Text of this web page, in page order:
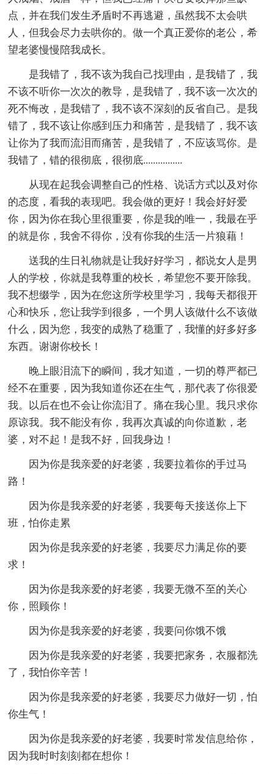
点，并在我们发生矛盾时不再逃避，虽然我不太会哄
人，但我会尽力去哄你的。做一个真正爱你的老公，希
望老婆慢慢陪我成长。
是我错了，我不该为我自己找理由，是我错了，我
不该不听你一次次的教导，是我错了，我不该一次次的
死不悔改，是我错了，我不该不深刻的反省自己。是我
错了，我不该让你感到压力和痛苦，是我错了，我不该
让你为了我而流泪而痛苦，是我错了，不应该骂你。是
我错了，错的很彻底，很彻底................
从现在起我会调整自己的性格、说话方式以及对你
的态度，看我的表现吧。我会做的更好！我会好好爱
你，因为你在我心里很重要，你是我的唯一，我最在乎
的就是你，我舍不得你，没有你我的生活一片狼藉！
送我的生日礼物就是让我好好学习，都说女人是男
人的学校，你就是我尊重的校长，希望您不要开除我。
我不想缀学，因为在您这所学校里学习，我每天都很开
心和快乐，您让我学到很多，一个男人该做什么不该做
什么，因为您，我变的成熟了稳重了，我懂的好多好多
东西。谢谢你校长！
晚上眼泪流下的瞬间，我才知道，一切的尊严都已
经不在重要，因为我知道你还在生气，那代表了你很爱
我。以后在也不会让你流泪了。痛在我心里。我只求你
原谅我。我不能没有你，我再次真诚的向你道歉，老
婆，对不起！是我不好，回我身边！
因为你是我亲爱的好老婆，我要拉着你的手过马
路！
因为你是我亲爱的好老婆，我要每天接送你上下
班，怕你走累
因为你是我亲爱的好老婆，我要尽力满足你的要
求！
因为你是我亲爱的好老婆，我要无微不至的关心
你，照顾你！
因为你是我亲爱的好老婆，我要问你饿不饿
因为你是我亲爱的好老婆，我要把家务，衣服都洗
了，我怕你辛苦！
因为你是我亲爱的好老婆，我要尽力做好一切，怕
你生气！
因为你是我亲爱的好老婆，我要时常发信息给你，
因为我时时刻刻都在想你！